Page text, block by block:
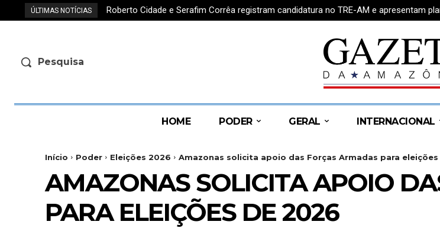
ÚLTIMAS NOTÍCIAS Roberto Cidade e Serafim Corrêa registram candidatura no TRE-AM e apresentam
Pesquisa
HOME PODER GERAL INTERNACIONAL
Início Poder Eleições 2026 Amazonas solicita apoio das Forças Armadas para
AMAZONAS SOLICITA APOIO
PARA ELEIÇÕES DE 2026